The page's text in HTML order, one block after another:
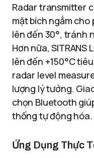
Radar transmitter
mặt bích ngắm
lên đến 30°, tránh
Hơn nữa,
lên đến +150°C
radar level
lượng lý tưởng.
chọn Bluetooth
thống tự động hóa.
Ứng Dụng Thực